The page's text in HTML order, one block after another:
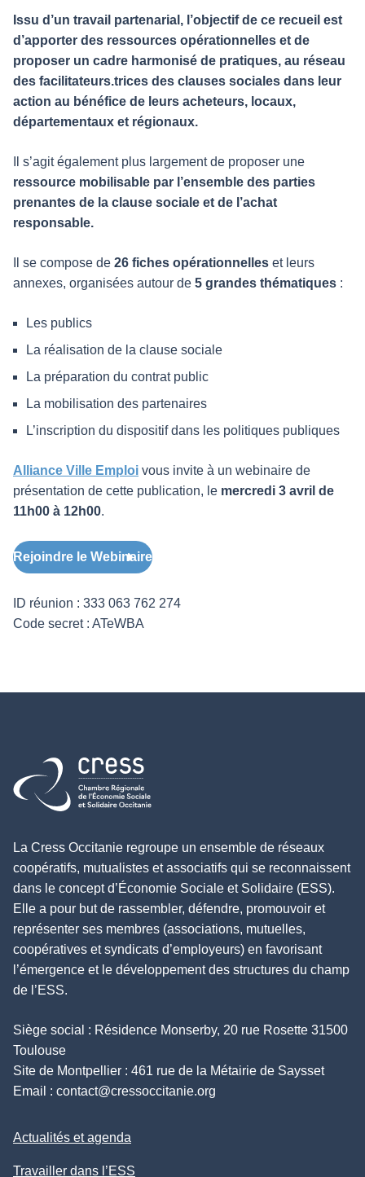
Issu d’un travail partenarial, l’objectif de ce recueil est
d’apporter des ressources opérationnelles et de
proposer un cadre harmonisé de pratiques, au réseau
des facilitateurs.trices des clauses sociales dans leur
action au bénéfice de leurs acheteurs, locaux,
départementaux et régionaux.
Il s’agit également plus largement de proposer une
ressource mobilisable par l’ensemble des parties
prenantes de la clause sociale et de l’achat
responsable.
Il se compose de 26 fiches opérationnelles et leurs
annexes, organisées autour de 5 grandes thématiques :
Les publics
La réalisation de la clause sociale
La préparation du contrat public
La mobilisation des partenaires
L’inscription du dispositif dans les politiques publiques
Alliance Ville Emploi vous invite à un webinaire de
présentation de cette publication, le mercredi 3 avril de
11h00 à 12h00.
Rejoindre le Webinaire
ID réunion : 333 063 762 274
Code secret : ATeWBA
Retour à l'accueil
La Cress Occitanie regroupe un ensemble de réseaux
coopératifs, mutualistes et associatifs qui se reconnaissent
dans le concept d’Économie Sociale et Solidaire (ESS).
Elle a pour but de rassembler, défendre, promouvoir et
représenter ses membres (associations, mutuelles,
coopératives et syndicats d’employeurs) en favorisant
l’émergence et le développement des structures du champ
de l’ESS.
Siège social : Résidence Monserby, 20 rue Rosette 31500
Toulouse
Site de Montpellier : 461 rue de la Métairie de Saysset
Email : contact@cressoccitanie.org
Actualités et agenda
Travailler dans l’ESS